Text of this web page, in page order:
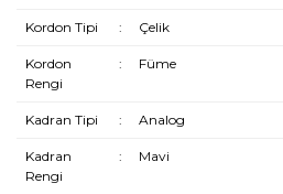
Kordon Tipi : Çelik
Kordon
Rengi
: Füme
Kadran Tipi : Analog
Kadran
Rengi
: Mavi